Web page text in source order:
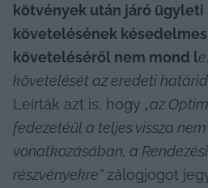
kötvények után járó ügyleti
követelésének
követeléséről nem mond l
követelését az eredeti
Leírták azt is, hogy „az
fedezetéül a teljes vissza
vonatkozásában, a Rendezési
részvényekre” zálogjogot